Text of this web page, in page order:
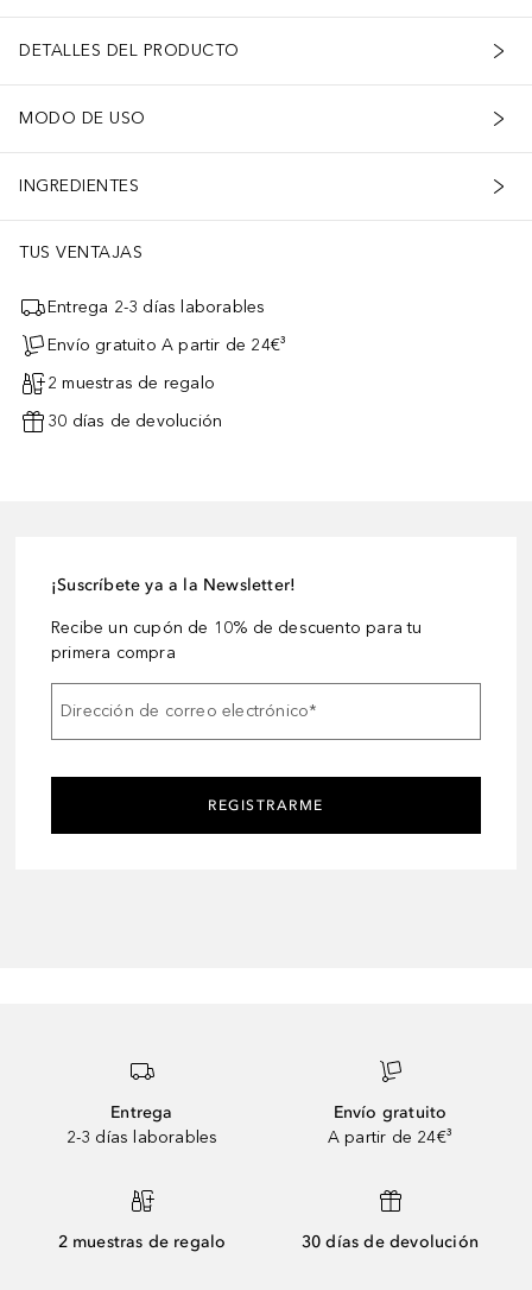
DETALLES DEL PRODUCTO
MODO DE USO
INGREDIENTES
TUS VENTAJAS
Entrega 2-3 días laborables
Envío gratuito A partir de 24€³
2 muestras de regalo
30 días de devolución
¡Suscríbete ya a la Newsletter!
Recibe un cupón de 10% de descuento para tu
primera compra
Dirección de correo electrónico*
REGISTRARME
Entrega
2-3 días laborables
Envío gratuito
A partir de 24€³
2 muestras de regalo 30 días de devolución